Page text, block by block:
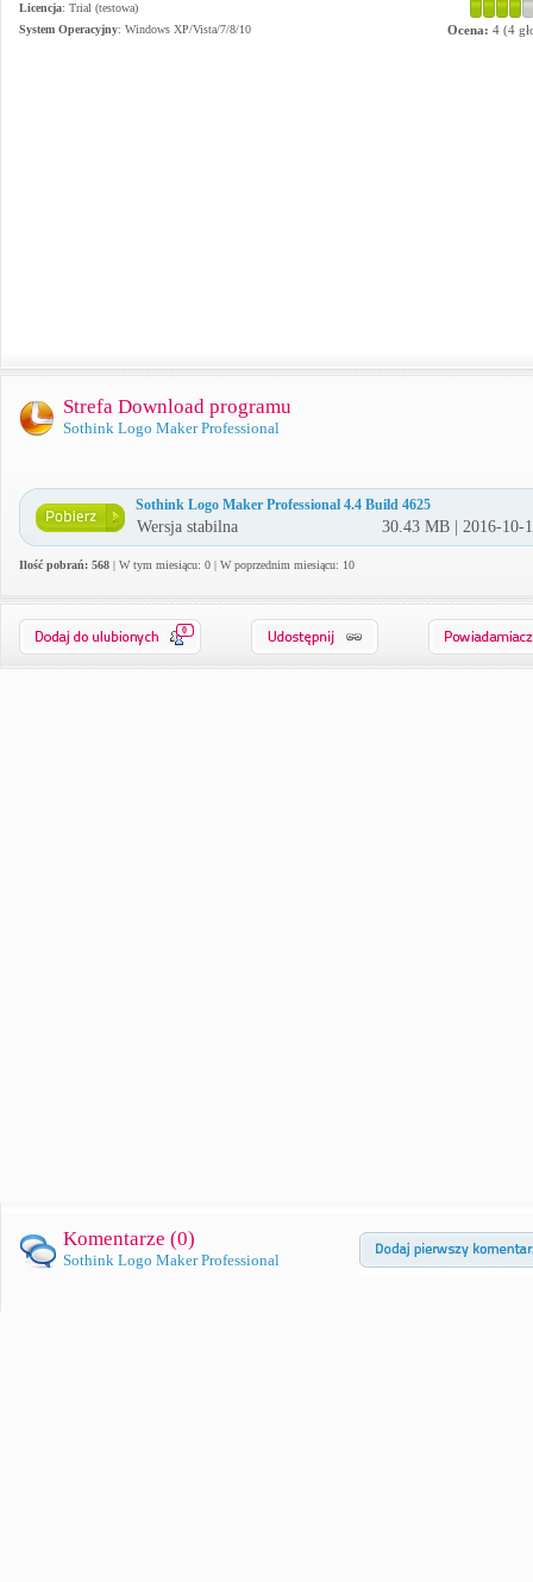
Licencja: Trial (testowa)
System Operacyjny: Windows XP/Vista/7/8/10 Ocena: 4 (4
Strefa Download programu
Sothink Logo Maker Professional
Sothink Logo Maker Professional 4.4 Build 4625
Wersja stabilna 30.43 MB | 2016-10-
Ilość pobrań: 568 | W tym miesiącu: 0 | W poprzednim miesiącu: 10
0
Komentarze (0)
Sothink Logo Maker Professional